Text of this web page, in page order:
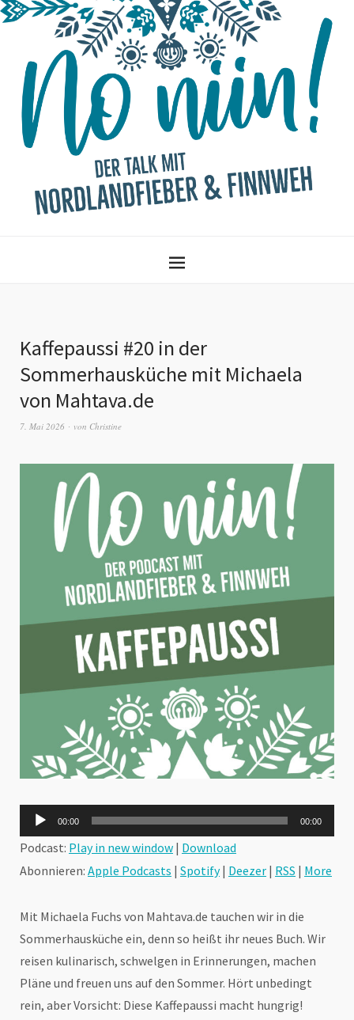
Kaffepaussi #20 in der
Sommerhausküche mit Michaela
von Mahtava.de
7. Mai 2026 von Christine
Audio-
Player
00:00 00:00
Podcast: Play in new window | Download
Abonnieren: Apple Podcasts | Spotify| Deezer | RSS | More
Mit Michaela Fuchs von Mahtava.de tauchen wir in die
Sommerhausküche ein, denn so heißt ihr neues Buch. Wir
reisen kulinarisch, schwelgen in Erinnerungen, machen
Pläne und freuen uns auf den Sommer. Hört unbedingt
rein, aber Vorsicht: Diese Kaffepaussi macht hungrig!